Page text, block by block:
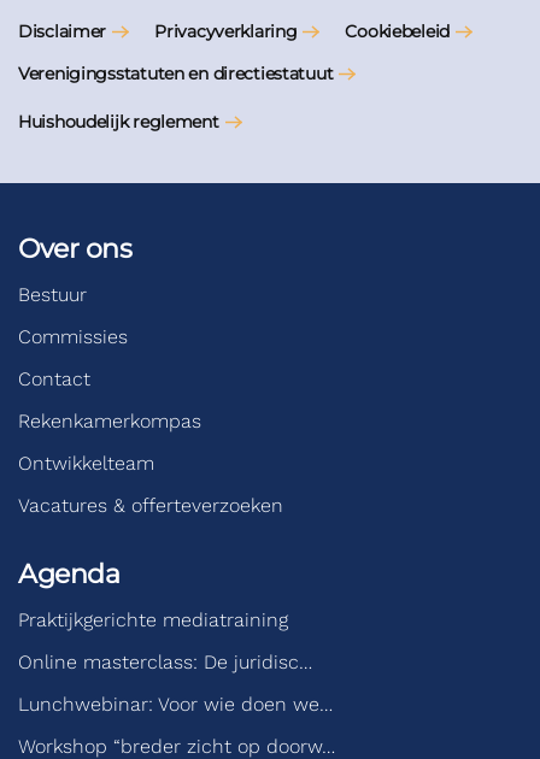
Disclaimer Privacyverklaring
Cookiebeleid
Verenigingsstatuten en directiestatuut
Huishoudelijk reglement
Over ons
Bestuur
Commissies
Contact
Rekenkamerkompas
Ontwikkelteam
Vacatures & offerteverzoeken
Agenda
Praktijkgerichte mediatraining
Online masterclass: De juridisc…
Lunchwebinar: Voor wie doen we…
Workshop “breder zicht op doorw…